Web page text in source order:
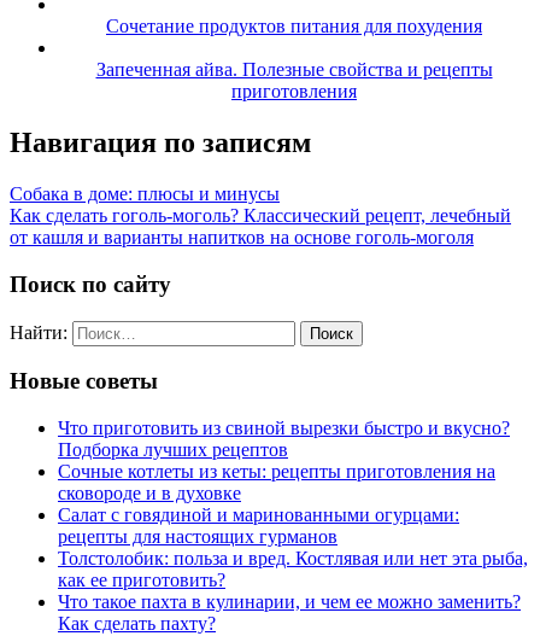
Сочетание продуктов питания для похудения
Запеченная айва. Полезные свойства и рецепты
приготовления
Навигация по записям
Собака в доме: плюсы и минусы
Как сделать гоголь-моголь? Классический рецепт, лечебный
от кашля и варианты напитков на основе гоголь-моголя
Поиск по сайту
Найти:
Новые советы
Что приготовить из свиной вырезки быстро и вкусно?
Подборка лучших рецептов
Сочные котлеты из кеты: рецепты приготовления на
сковороде и в духовке
Салат с говядиной и маринованными огурцами:
рецепты для настоящих гурманов
Толстолобик: польза и вред. Костлявая или нет эта рыба,
как ее приготовить?
Что такое пахта в кулинарии, и чем ее можно заменить?
Как сделать пахту?